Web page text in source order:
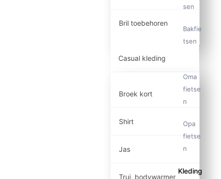
Bril toebehoren
Casual kleding
Broek kort
Shirt
Jas
Trui, bodywarmer
sen
Bakfie
tsen
Oma
fietse
n
Opa
fietse
n
Kleding